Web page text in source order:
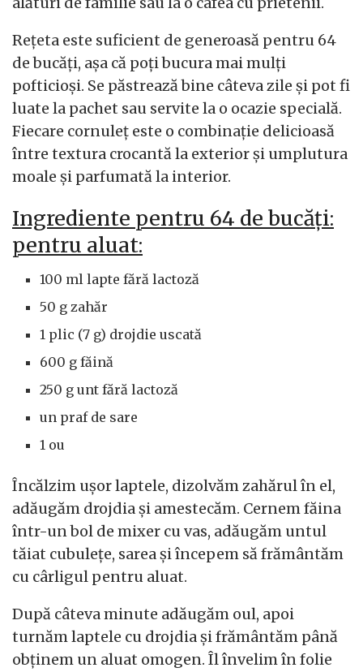
Rețeta este suficient de generoasă pentru 64
de bucăți, așa că poți bucura mai mulți
pofticioși. Se păstrează bine câteva zile și pot fi
luate la pachet sau servite la o ocazie specială.
Fiecare cornuleț este o combinație delicioasă
între textura crocantă la exterior și umplutura
moale și parfumată la interior.
Ingrediente pentru 64 de bucăți:
pentru aluat:
100 ml lapte fără lactoză
50 g zahăr
1 plic (7 g) drojdie uscată
600 g făină
250 g unt fără lactoză
un praf de sare
1 ou
Încălzim ușor laptele, dizolvăm zahărul în el,
adăugăm drojdia și amestecăm. Cernem făina
într-un bol de mixer cu vas, adăugăm untul
tăiat cubulețe, sarea și începem să frământăm
cu cârligul pentru aluat.
După câteva minute adăugăm oul, apoi
turnăm laptele cu drojdia și frământăm până
obținem un aluat omogen. Îl învelim în folie